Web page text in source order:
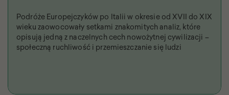
Podróże Europejczyków po Italii w okresie od XVII do XIX
wieku zaowocowały setkami znakomitych analiz, które
opisują jedną z naczelnych cech nowożytnej cywilizacji –
społeczną ruchliwość i przemieszczanie się ludzi